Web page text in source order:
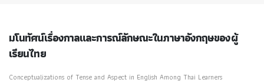
มโนทัศน์เรื่องกาลและการณ์ลักษณะในภาษาอังกฤษของผู้
เรียนไทย
Conceptualizations of Tense and Aspect in English Among Thai Learners